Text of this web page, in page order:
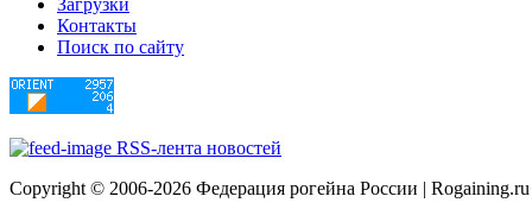
17 мая 2012
Загрузки
Контакты
Поиск по сайту
RSS-лента новостей
Copyright © 2006-2026 Федерация рогейна России | Rogaining.ru